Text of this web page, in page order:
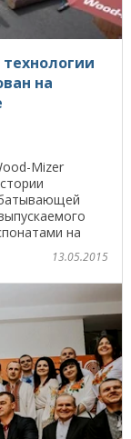
на
Mizer
на
13.05.2015